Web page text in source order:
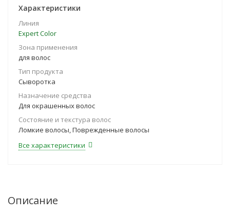
Характеристики
Линия
Expert Color
Зона применения
для волос
Тип продукта
Сыворотка
Назначение средства
Для окрашенных волос
Состояние и текстура волос
Ломкие волосы, Поврежденные волосы
Все характеристики
Описание